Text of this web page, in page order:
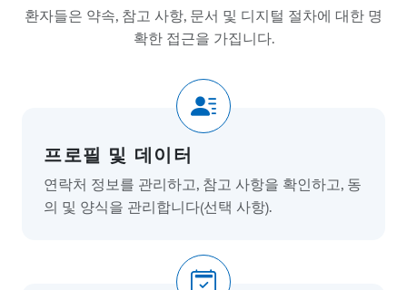
환자들은 약속, 참고 사항, 문서 및 디지털 절차에 대한 명
확한 접근을 가집니다.
프로필 및 데이터
연락처 정보를 관리하고, 참고 사항을 확인하고, 동
의 및 양식을 관리합니다(선택 사항).